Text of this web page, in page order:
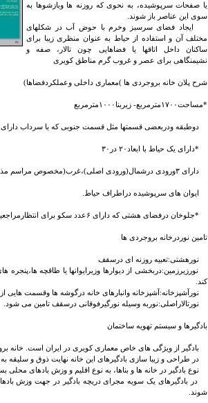
یا صفحات سرپوشیده، به نحوی که روزنه ها وبازشوها به
سوی این عناصر باز شوند.
ایجاد فضای سرسبز وخرم با حوض آب در شکلهای
مختلف آن و استفاده از حیاط به عنوان منظری زیبا برای
ساکنان داخل اتاقها یا فضاهایی چون تالار، صفه و
نشیمنگاهی برای عصر و غروب گرم مناطق کویری
شرح پلان خانه بروجردی ها )معماری داخلی وعملکردفضاها)
*مساحت۱۷۰۰مترمربع- زیربنا۱۰۰۰مترمربع
دوطبقه ودربعضی قسمتها مثل قسمت جنوبی که با سرداب دارای ۳طبقه است.
*دارای یک حیاط با ابعاد۲۰ در۳۰
دارای ۳ورودی درشمال(ورودی اصلی)،غرب(مخصوص مراسم مذهبی وغیره) وجنوب(برای خواص)
ایوان های سرپوشیده دراطراف حیاط.
*جلوخان درفضای هشتی که دارای ۶عدد سکو برای انتظارمراجعین می باشد.این سکوها پاخوری نام دارد.
تامین نوردرخانه بروجردی ها
نورهشتی:تعبیه روزنه ای درسقف
نورزیرزمین:دربخشی از دیوارها وزیرایوانها یا طاقچه
کند.
نورآشپزخانه:آشپزخانه وانبارهای خانه درگوشه ها وقسمت هایی
نورتالاراصلی:نوربه وسیله نورگیرفوقانی درسقف تامین می شود.
بادگیرها و سیستم تهویه ساختمان
بادگیر از ویژگی های خاص معماری کویری در ایران است. خانه
در طراحی و زیبا سازی بادگیرهای این خانه نهایت ذوق و سلیقه به
نوع بادگیر در خانه ها و بناها، به نوع اقلیم و وزش بادهای
در بادگیرهای یک سویه مجرای دریچه بادگیر در جهت وزش
شوند.